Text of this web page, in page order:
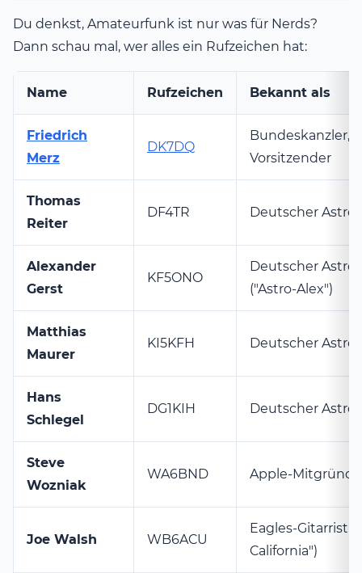
Du denkst, Amateurfunk ist nur was für Nerds?
Dann schau mal, wer alles ein Rufzeichen hat:
Name Rufzeichen Bekannt als
Friedrich
Merz
DK7DQ
Bundeskanzler,
Vorsitzender
Thomas
Reiter
DF4TR Deutscher
Alexander
Gerst
KF5ONO
Deutscher
("Astro-Alex")
Matthias
Maurer
KI5KFH Deutscher
Hans
Schlegel
DG1KIH Deutscher
Steve
Wozniak
WA6BND Apple-
Joe Walsh WB6ACU
Eagles-Gitarrist
California")